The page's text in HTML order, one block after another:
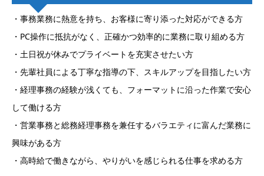
・事務業務に熱意を持ち、お客様に寄り添った対応ができる方
・PC操作に抵抗がなく、正確かつ効率的に業務に取り組める方
・土日祝が休みでプライベートを充実させたい方
・先輩社員による丁寧な指導の下、スキルアップを目指したい方
・経理事務の経験が浅くても、フォーマットに沿った作業で安心
して働ける方
・営業事務と総務経理事務を兼任するバラエティに富んだ業務に
興味がある方
・高時給で働きながら、やりがいを感じられる仕事を求める方